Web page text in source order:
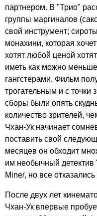
партнером. В "Трио"
группы маргиналов
свой инструмент;
монахини, которая
хотят любой ценой
иметь как можно
гангстерами. Фильм
трогательным и с точки
сборы были опять
количество зрителей,
Чхан-Ук начинает
поставить свой
месяцев он обходит
им необычный детектив
Mine/, но все
После двух лет
Чхан-Ук впервые